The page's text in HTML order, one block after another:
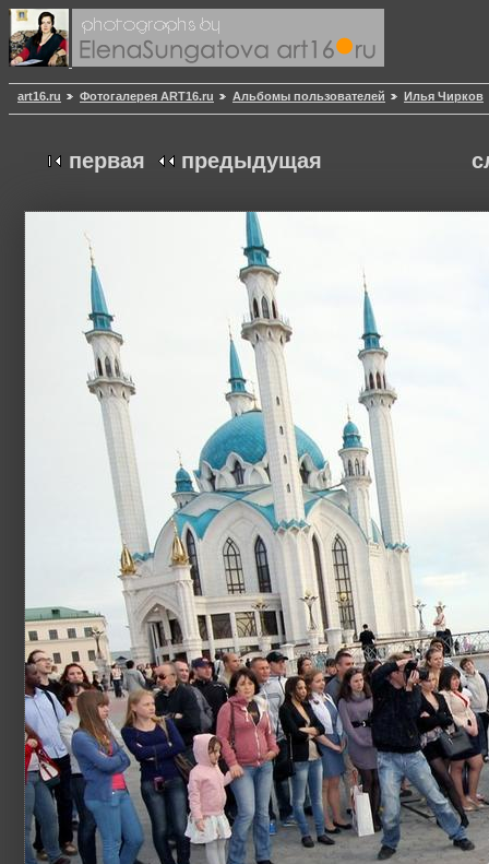
art16.ru Фотогалерея ART16.ru Альбомы пользователей Илья Чирков
первая предыдущая